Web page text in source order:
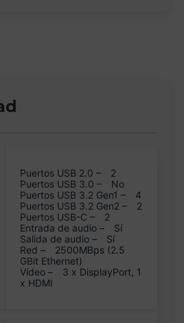
Puertos USB 2.0 –
2
Puertos USB 3.0 –
No
Puertos USB 3.2 Gen1 –
4
Puertos USB 3.2 Gen2 –
2
Puertos USB-C –
2
Entrada de audio –
Sí
Salida de audio –
Sí
Red –
2500MBps (2.5
GBit Ethernet)
Vídeo –
3 x DisplayPort, 1
x HDMI